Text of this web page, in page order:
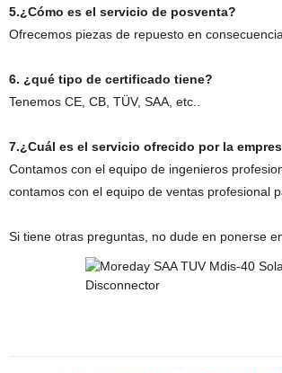
5.¿Cómo es el servicio de posventa?
Ofrecemos piezas de repuesto en
6. ¿qué tipo de certificado tiene?
Tenemos CE, CB, TÜV, SAA, etc..
7.¿Cuál es el servicio ofrecido por la
Contamos con el equipo de ingenieros
contamos con el equipo de ventas profesional
Si tiene otras preguntas, no dude en ponerse